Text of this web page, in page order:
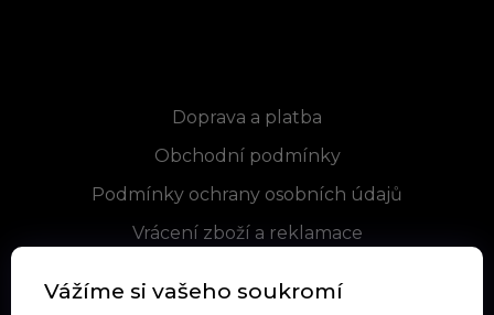
Vážíme si vašeho soukromí
Doprava a platba
Obchodní podmínky
Podmínky ochrany osobních údajů
Vrácení zboží a reklamace